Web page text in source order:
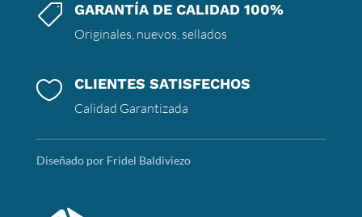
 GARANTÍA DE CALIDAD 100%
Originales, nuevos, sellados
 CLIENTES SATISFECHOS
Calidad Garantizada
Diseñado por Fridel Baldiviezo